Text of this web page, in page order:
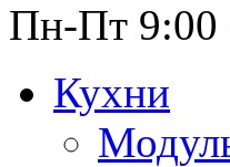
Пн-Пт 9:00
Кухни